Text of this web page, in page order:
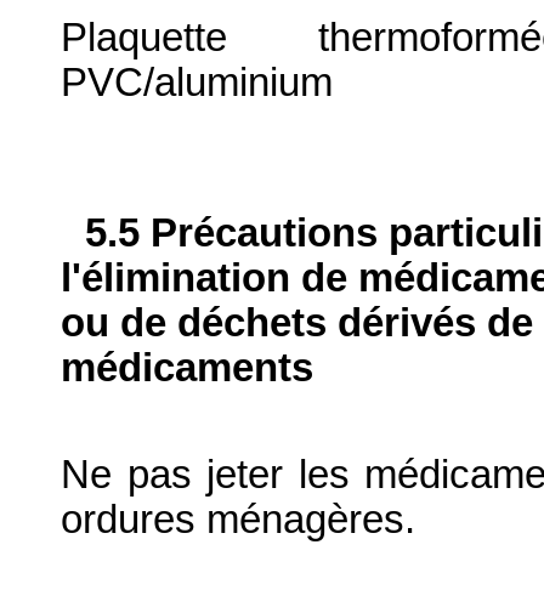
Plaquette
PVC/aluminium
5.5 Précautions
l'élimination de
ou de déchets dérivés
médicaments
Ne pas jeter les
ordures ménagères.